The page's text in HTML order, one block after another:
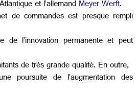
et l’allemandMeyer Werft.
de commandes est presque rempli
l’innovation permanente et peut
de très grande qualité. En outre,
poursuite de l’augmentation des